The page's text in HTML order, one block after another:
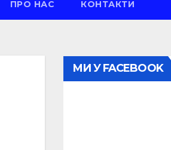
ПРО НАС КОНТАКТИ
МИ У FACEBOOK